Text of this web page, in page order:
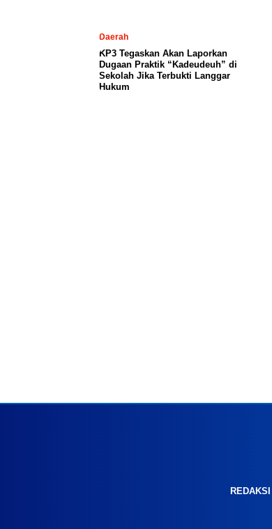
Daerah
KP3 Tegaskan Akan Laporkan
Dugaan Praktik “Kadeudeuh” di
Sekolah Jika Terbukti Langgar
Hukum
REDAKSI